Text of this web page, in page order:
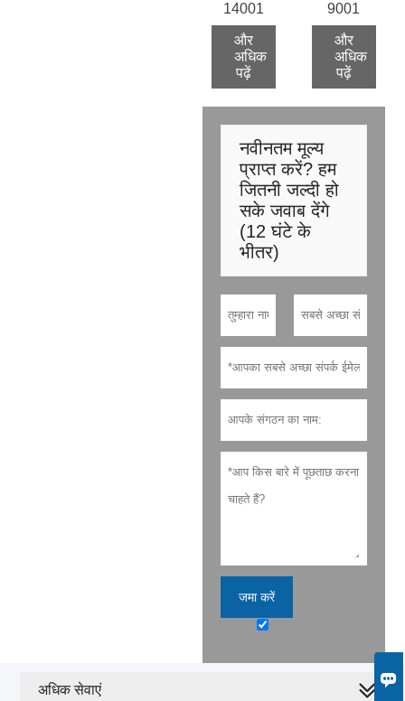

14001
और
अधिक
पढ़ें
9001
और
अधिक
पढ़ें
नवीनतम मूल्य
प्राप्त करें? हम
जितनी जल्दी हो
सके जवाब देंगे
(12 घंटे के
भीतर)
जमा करें
अधिक सेवाएं